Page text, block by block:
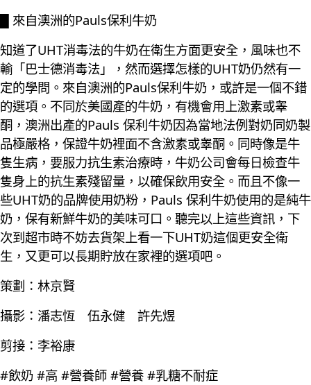
█ 來自澳洲的Pauls保利牛奶
知道了UHT消毒法的牛奶在衛生方面更安全，風味也不
輸「巴士德消毒法」，然而選擇怎樣的UHT奶仍然有一
定的學問。來自澳洲的Pauls保利牛奶，或許是一個不錯
的選項。不同於美國產的牛奶，有機會用上激素或睾
酮，澳洲出產的Pauls 保利牛奶因為當地法例對奶同奶製
品極嚴格，保證牛奶裡面不含激素或睾酮。同時像是牛
隻生病，要服力抗生素治療時，牛奶公司會每日檢查牛
隻身上的抗生素殘留量，以確保飲用安全。而且不像一
些UHT奶的品牌使用奶粉，Pauls 保利牛奶使用的是純牛
奶，保有新鮮牛奶的美味可口。聽完以上這些資訊，下
次到超市時不妨去貨架上看一下UHT奶這個更安全衛
生，又更可以長期貯放在家裡的選項吧。
策劃：林京賢
攝影：潘志恆 伍永健 許先煜
剪接：李裕康
#飲奶 #高 #營養師 #營養 #乳糖不耐症